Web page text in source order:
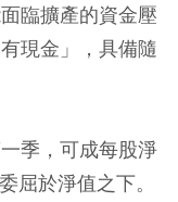
臨擴產的資金壓
現金」，具備隨
季，可成每股淨
屈於淨值之下。